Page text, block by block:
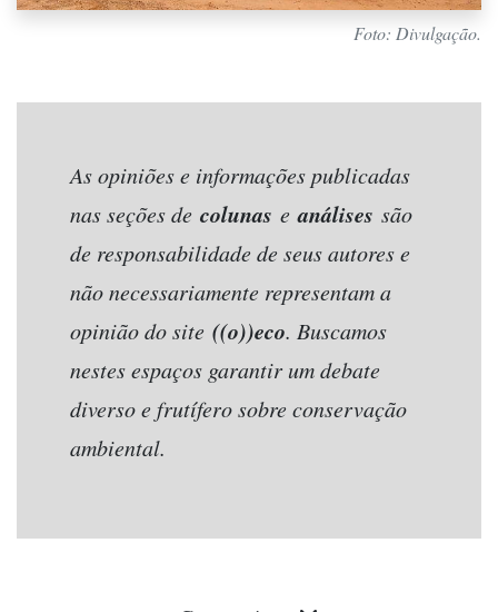
Foto: Divulgação.
As opiniões e informações publicadas
nas seções de colunas eanálises são
de responsabilidade de seus autores e
não necessariamente representam a
opinião do site ((o))eco. Buscamos
nestes espaços garantir um debate
diverso e frutífero sobre conservação
ambiental.